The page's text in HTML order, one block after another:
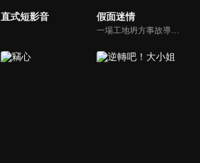
直式短影音 假面迷情
一場工地坍方事故導致尤尤家破人亡。衝動之下前去尋仇，卻誤傷安國軒之子齊東，被迫遠走他鄉。齊東暗中救她，隱瞞身世守護多年，只為揭開父親的陰謀。五年後，尤尤化名歸來，捲入星耀集團繼承權爭鬥。她與齊東歷經誤解與聯手，終查明父母冤案。真相大白，惡人伏法，兩人攜手走出黑暗，迎來光明未來。